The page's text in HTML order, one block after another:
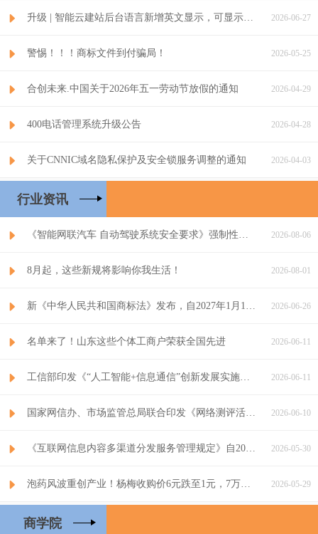
升级 | 智能云建站后台语言新增英文显示，可显示英文后台界面 2026-06-27
警惕！！！商标文件到付骗局！ 2026-05-25
合创未来.中国关于2026年五一劳动节放假的通知 2026-04-29
400电话管理系统升级公告 2026-04-28
关于CNNIC域名隐私保护及安全锁服务调整的通知 2026-04-03
行业资讯
《智能网联汽车 自动驾驶系统安全要求》强制性国家标准发布，拟... 2026-08-06
8月起，这些新规将影响你我生活！ 2026-08-01
新《中华人民共和国商标法》发布，自2027年1月1日起施行 2026-06-26
名单来了！山东这些个体工商户荣获全国先进 2026-06-11
工信部印发《“人工智能+信息通信”创新发展实施意见（2026... 2026-06-11
国家网信办、市场监管总局联合印发《网络测评活动规范》 2026-06-10
《互联网信息内容多渠道分发服务管理规定》自2026年9月1日... 2026-05-30
泡药风波重创产业！杨梅收购价6元跌至1元，7万吨鲜果滞销 2026-05-29
商学院